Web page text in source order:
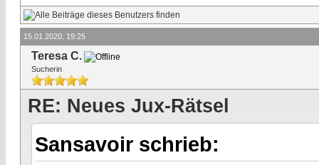
15.01.2020, 19:25
Teresa C.
Sucherin
RE: Neues Jux-Rätsel
Sansavoir schrieb: